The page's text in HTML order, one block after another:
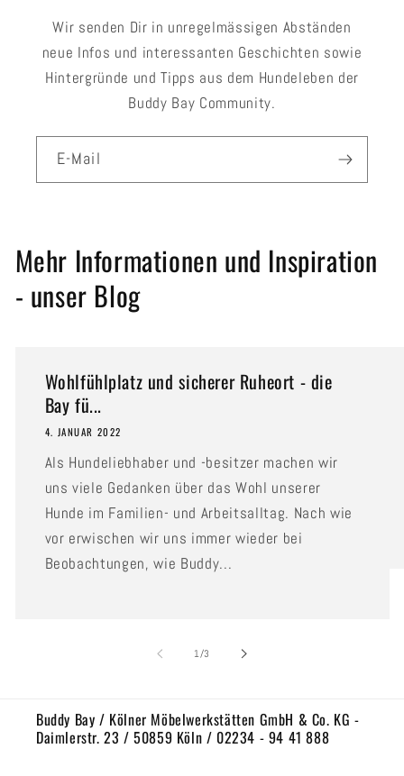
Wir senden Dir in unregelmässigen Abständen
neue Infos und interessanten Geschichten sowie
Hintergründe und Tipps aus dem Hundeleben der
Buddy Bay Community.
E-Mail
Mehr Informationen und Inspiration
- unser Blog
Wohlfühlplatz und sicherer Ruheort - die
Bay fü...
4. JANUAR 2022
Als Hundeliebhaber und -besitzer machen wir
uns viele Gedanken über das Wohl unserer
Hunde im Familien- und Arbeitsalltag. Nach wie
vor erwischen wir uns immer wieder bei
Beobachtungen, wie Buddy...
1/von
3
Buddy Bay / Kölner Möbelwerkstätten GmbH & Co. KG -
Daimlerstr. 23 / 50859 Köln / 02234 - 94 41 888